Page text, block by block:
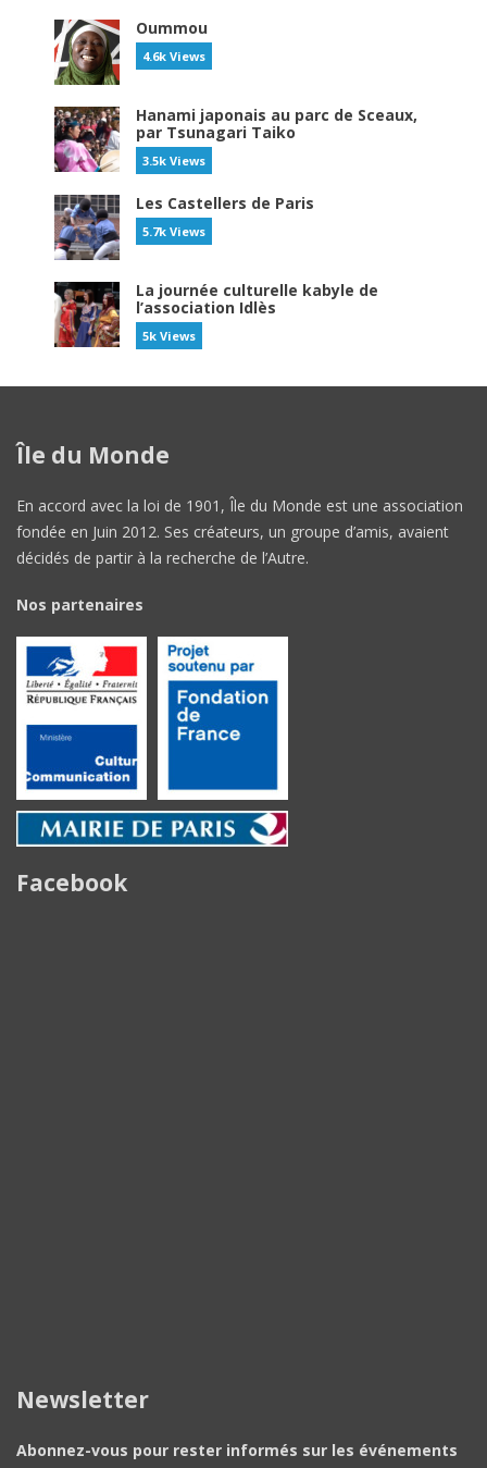
Oummou
4.6k Views
Hanami japonais au parc de Sceaux,
par Tsunagari Taiko
3.5k Views
Les Castellers de Paris
5.7k Views
La journée culturelle kabyle de
l’association Idlès
5k Views
Île du Monde
En accord avec la loi de 1901, Île du Monde est une association
fondée en Juin 2012. Ses créateurs, un groupe d’amis, avaient
décidés de partir à la recherche de l’Autre.
Nos partenaires
Facebook
Newsletter
Abonnez-vous pour rester informés sur les événements